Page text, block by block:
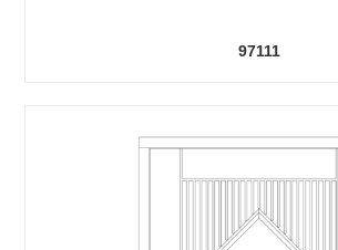
97111